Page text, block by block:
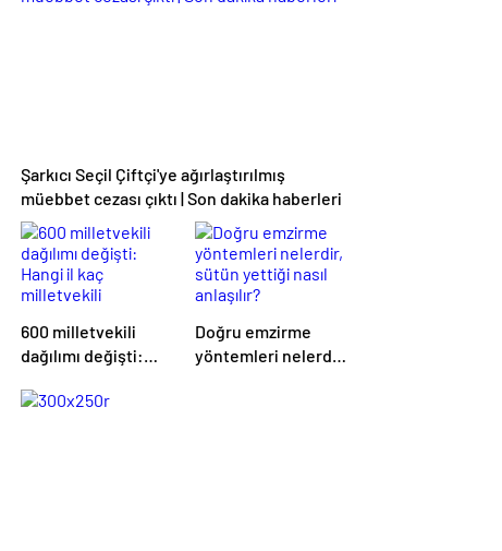
Şarkıcı Seçil Çiftçi'ye ağırlaştırılmış
müebbet cezası çıktı | Son dakika haberleri
600 milletvekili
dağılımı değişti:
milletvekili
Doğru emzirme
yöntemleri nelerdir,